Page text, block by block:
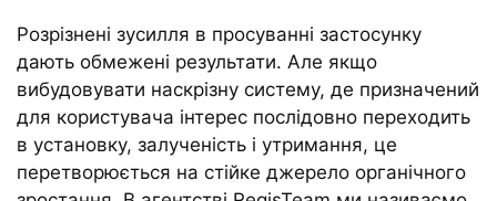
Розрізнені зусилля в просуванні застосунку
дають обмежені результати. Але якщо
вибудовувати наскрізну систему, де призначений
для користувача інтерес послідовно переходить
в установку, залученість і утримання, це
перетворюється на стійке джерело органічного